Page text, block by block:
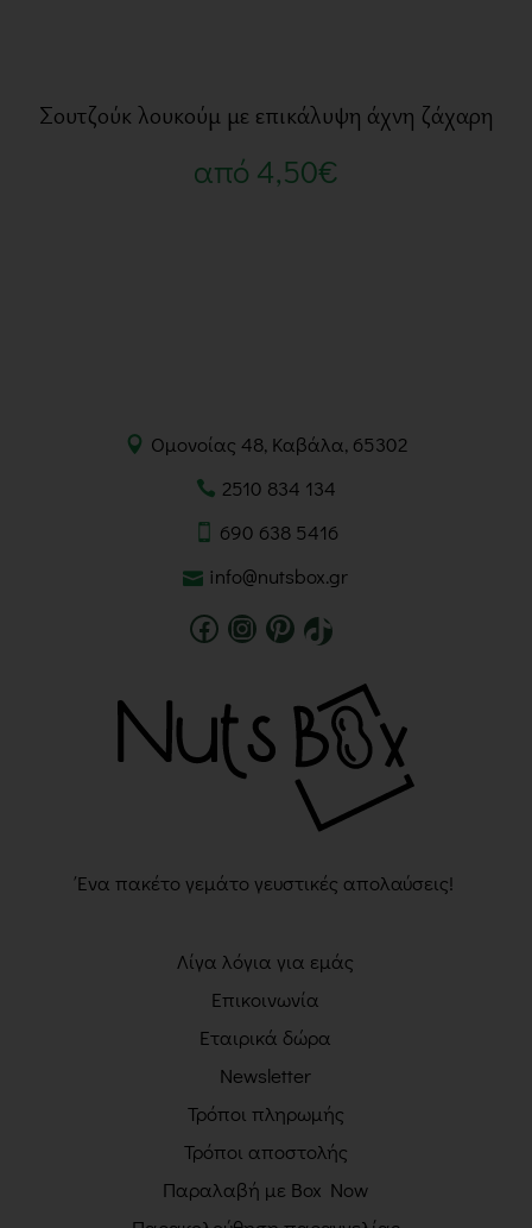
Σουτζούκ λουκούμ με επικάλυψη άχνη ζάχαρη
από 4,50€
Ομονοίας 48, Καβάλα, 65302
2510 834 134
690 638 5416
info@nutsbox.gr
Ένα πακέτο γεμάτο γευστικές απολαύσεις!
Λίγα λόγια για εμάς
Επικοινωνία
Εταιρικά δώρα
Newsletter
Τρόποι πληρωμής
Τρόποι αποστολής
Παραλαβή με Box Now